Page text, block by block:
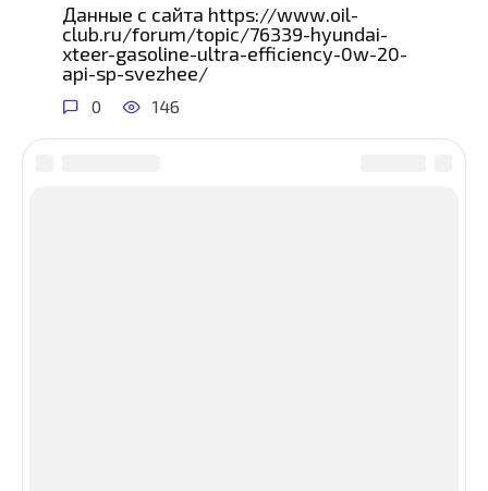
Данные с сайта https://www.oil-
club.ru/forum/topic/76339-hyundai-
xteer-gasoline-ultra-efficiency-0w-20-
api-sp-svezhee/
0 146